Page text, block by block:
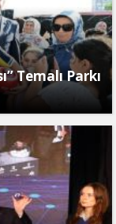
Temalı Parkı